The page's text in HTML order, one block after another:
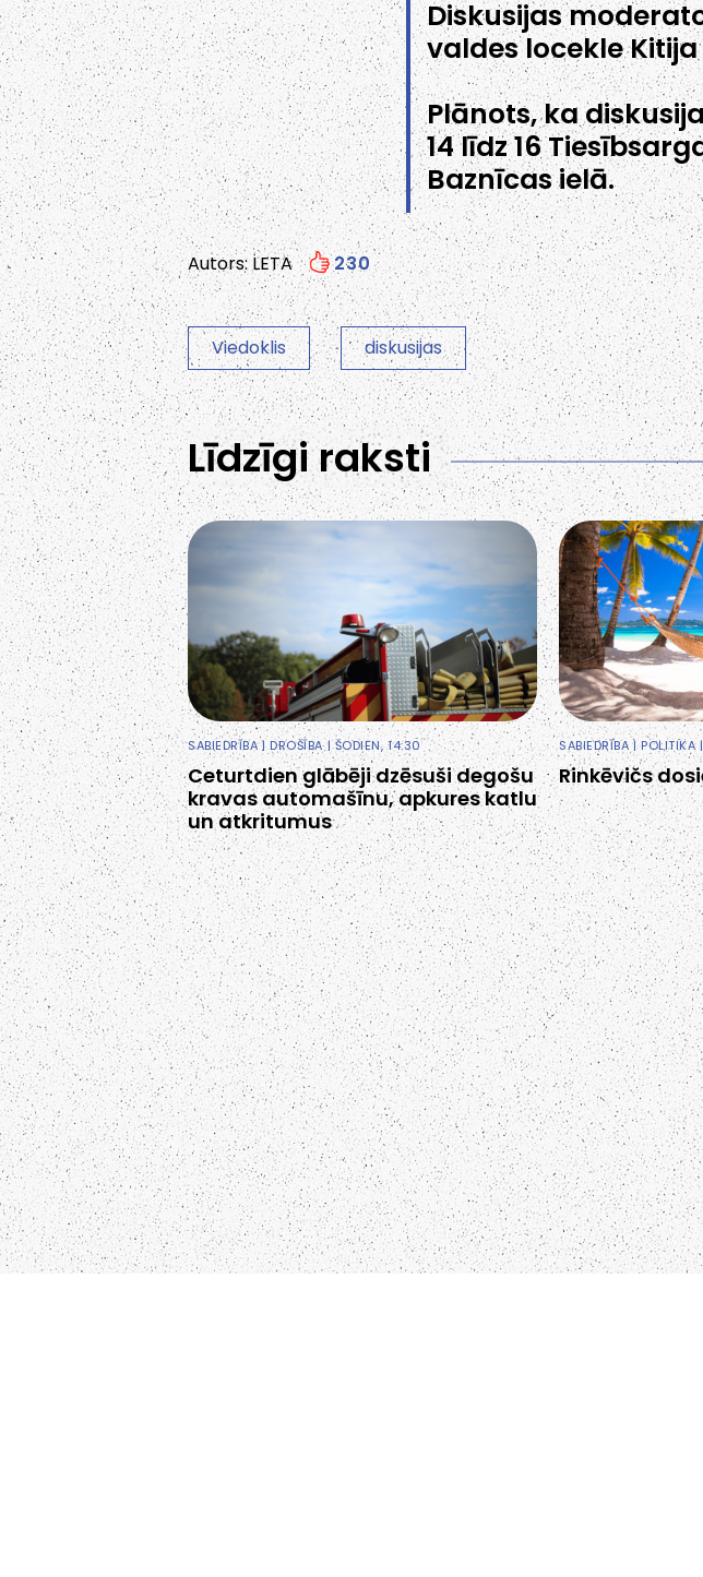
Diskusijas
valdes locekle
Plānots, ka
14 līdz 16
Baznīcas ielā.
Autors: LETA 230
Viedoklis diskusijas
Līdzīgi raksti
SABIEDRĪBA|DROŠĪBA| ŠODIEN, 14:30
Ceturtdien glābēji dzēsuši degošu
kravas automašīnu, apkures katlu
un atkritumus
SABIEDRĪBA| POLITIKA|
Rinkēvičs